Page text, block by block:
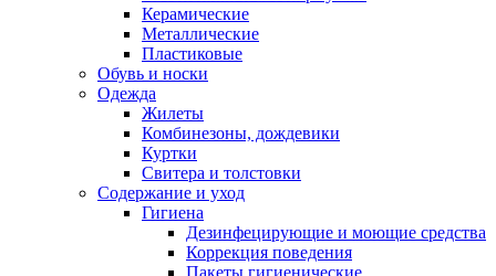
Керамические
Металлические
Пластиковые
Обувь и носки
Одежда
Жилеты
Комбинезоны, дождевики
Куртки
Свитера и толстовки
Содержание и уход
Гигиена
Дезинфецирующие и моющие средства
Коррекция поведения
Пакеты гигиенические